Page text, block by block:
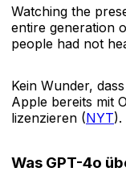
Watching the
entire generation
people had not
Kein Wunder,
Apple bereits mit
lizenzieren (NYT).
Was GPT-4o